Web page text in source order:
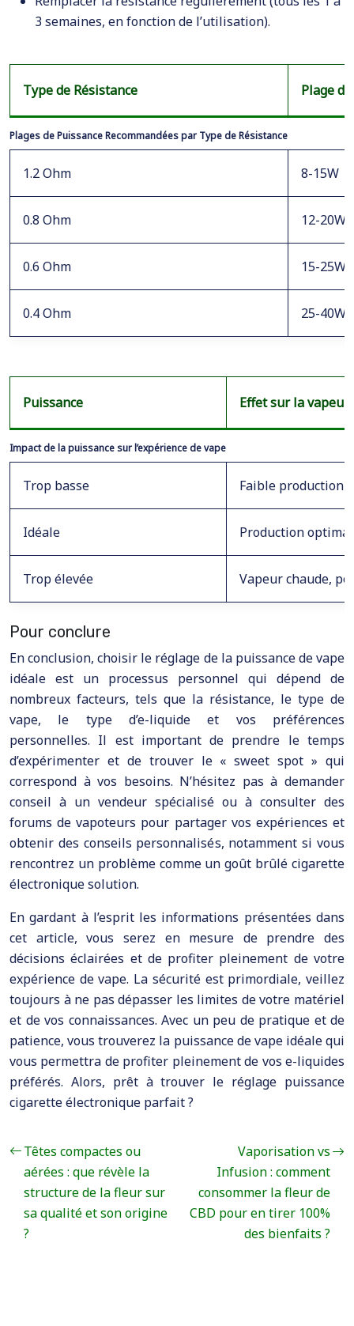
3 semaines, en fonction de l’utilisation).
Plages de Puissance Recommandées par Type de Résistance
Type de Résistance Plage
1.2 Ohm 8-15W
0.8 Ohm 12-20W
0.6 Ohm 15-25W
0.4 Ohm 25-40W
Impact de la puissance sur l’expérience de vape
Puissance Effet sur la vapeur
Trop basse Faible production
Idéale Production
Trop élevée Vapeur chaude,
Pour conclure
En conclusion, choisir le réglage de la puissance de vape
idéale est un processus personnel qui dépend de
nombreux facteurs, tels que la résistance, le type de
vape, le type d’e-liquide et vos préférences
personnelles. Il est important de prendre le temps
d’expérimenter et de trouver le « sweet spot » qui
correspond à vos besoins. N’hésitez pas à demander
conseil à un vendeur spécialisé ou à consulter des
forums de vapoteurs pour partager vos expériences et
obtenir des conseils personnalisés, notamment si vous
rencontrez un problème comme un goût brûlé cigarette
électronique solution.
En gardant à l’esprit les informations présentées dans
cet article, vous serez en mesure de prendre des
décisions éclairées et de profiter pleinement de votre
expérience de vape. La sécurité est primordiale, veillez
toujours à ne pas dépasser les limites de votre matériel
et de vos connaissances. Avec un peu de pratique et de
patience, vous trouverez la puissance de vape idéale qui
vous permettra de profiter pleinement de vos e-liquides
préférés. Alors, prêt à trouver le réglage puissance
cigarette électronique parfait ?
Têtes compactes ou
aérées : que révèle la
structure de la fleur sur
sa qualité et son origine
?
Vaporisation vs
Infusion : comment
consommer la fleur de
CBD pour en tirer 100%
des bienfaits ?